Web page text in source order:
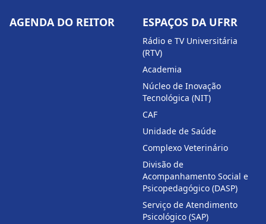
AGENDA DO REITOR ESPAÇOS DA UFRR
Rádio e TV Universitária
(RTV)
Academia
Núcleo de Inovação
Tecnológica (NIT)
CAF
Unidade de Saúde
Complexo Veterinário
Divisão de
Acompanhamento Social e
Psicopedagógico (DASP)
Serviço de Atendimento
Psicológico (SAP)